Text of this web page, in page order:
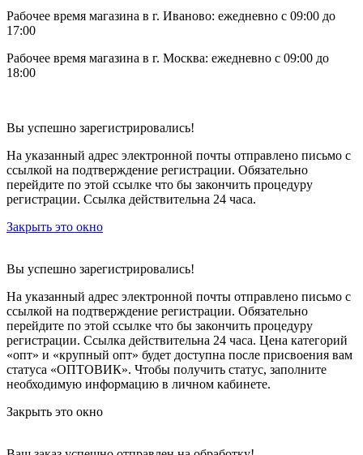
Рабочее время магазина в г. Иваново: ежедневно с 09:00 до
17:00
Рабочее время магазина в г. Москва: ежедневно с 09:00 до
18:00
Вы успешно зарегистрировались!
На указанный адрес электронной почты отправлено письмо с
ссылкой на подтверждение регистрации. Обязательно
перейдите по этой ссылке что бы закончить процедуру
регистрации. Ссылка действительна 24 часа.
Закрыть это окно
Вы успешно зарегистрировались!
На указанный адрес электронной почты отправлено письмо с
ссылкой на подтверждение регистрации. Обязательно
перейдите по этой ссылке что бы закончить процедуру
регистрации. Ссылка действительна 24 часа. Цена категорий
«опт» и «крупный опт» будет доступна после присвоения вам
статуса «ОПТОВИК». Чтобы получить статус, заполните
необходимую информацию в личном кабинете.
Закрыть это окно